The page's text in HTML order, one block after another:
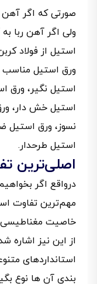
صورتی که اگر
ولی اگر آهن ربا
استیل از فولاد
ورق استیل مناسب
استیل نگیر، ورق
استیل خش دار،
نسوز، ورق استیل
استیل طرحدار.
اصلی‌ترین
درواقع اگر
مهم‌ترین تفاوت
خاصیت مغناطیسی
از این نیز اشاره
استانداردهای
بندی آن ها نوع